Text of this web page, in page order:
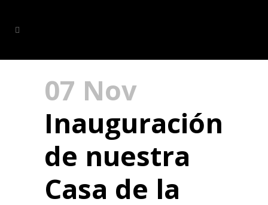
07 Nov
Inauguración
de nuestra
Casa de la